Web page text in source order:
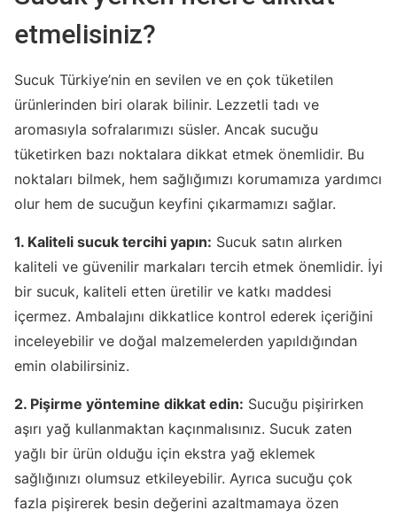
etmelisiniz?
Sucuk Türkiye’nin en sevilen ve en çok tüketilen
ürünlerinden biri olarak bilinir. Lezzetli tadı ve
aromasıyla sofralarımızı süsler. Ancak sucuğu
tüketirken bazı noktalara dikkat etmek önemlidir. Bu
noktaları bilmek, hem sağlığımızı korumamıza yardımcı
olur hem de sucuğun keyfini çıkarmamızı sağlar.
1. Kaliteli sucuk tercihi yapın: Sucuk satın alırken
kaliteli ve güvenilir markaları tercih etmek önemlidir. İyi
bir sucuk, kaliteli etten üretilir ve katkı maddesi
içermez. Ambalajını dikkatlice kontrol ederek içeriğini
inceleyebilir ve doğal malzemelerden yapıldığından
emin olabilirsiniz.
2. Pişirme yöntemine dikkat edin: Sucuğu pişirirken
aşırı yağ kullanmaktan kaçınmalısınız. Sucuk zaten
yağlı bir ürün olduğu için ekstra yağ eklemek
sağlığınızı olumsuz etkileyebilir. Ayrıca sucuğu çok
fazla pişirerek besin değerini azaltmamaya özen